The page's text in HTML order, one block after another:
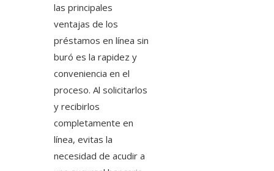
las principales
ventajas de los
préstamos en línea sin
buró es la rapidez y
conveniencia en el
proceso. Al solicitarlos
y recibirlos
completamente en
línea, evitas la
necesidad de acudir a